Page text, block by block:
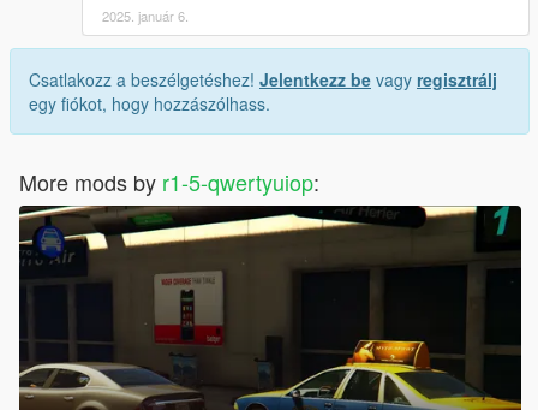
2025. január 6.
Csatlakozz a beszélgetéshez! Jelentkezz be vagy regisztrálj
egy fiókot, hogy hozzászólhass.
More mods by r1-5-qwertyuiop: